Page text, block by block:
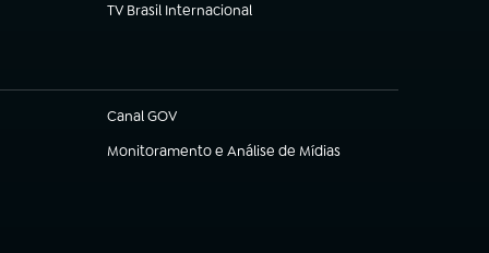
TV Brasil Internacional
(abre em nova aba)
Canal GOV
(abre em nova aba)
Monitoramento e Análise de Mídias
(abre em nova aba)